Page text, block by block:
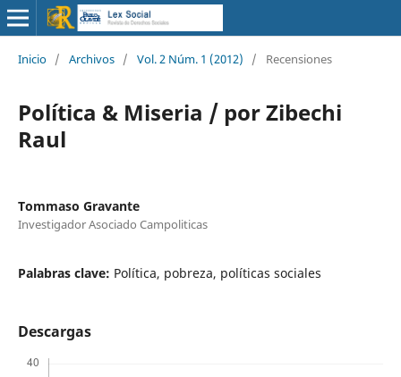
Inicio / Archivos / Vol. 2 Núm. 1 (2012) / Recensiones
Política & Miseria / por Zibechi
Raul
Tommaso Gravante
Investigador Asociado Campoliticas
Palabras clave: Política, pobreza, políticas sociales
Descargas